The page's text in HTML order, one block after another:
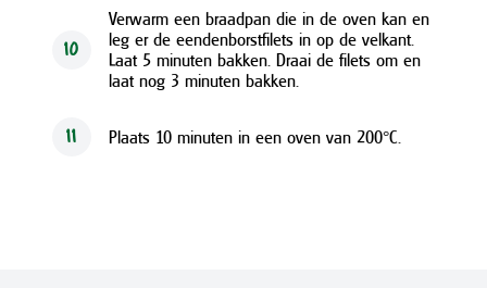
10
Verwarm een braadpan die in de oven kan en
leg er de eendenborstfilets in op de velkant.
Laat 5 minuten bakken. Draai de filets om en
laat nog 3 minuten bakken.
11 Plaats 10 minuten in een oven van 200°C.